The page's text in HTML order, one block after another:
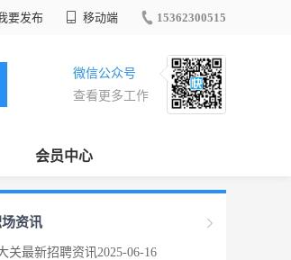
要发布 移动端 15362300515
微信公众号
查看更多工作
会员中心
资讯
关最新招聘资讯2025-06-16